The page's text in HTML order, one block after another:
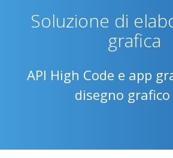
Soluzione di
grafica
API High Code e app
disegno grafico